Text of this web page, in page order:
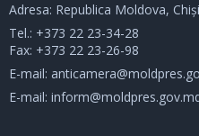
Adresa: Republica Moldova,
Tel.: +373 22 23-34-28
Fax: +373 22 23-26-98
E-mail:
E-mail: